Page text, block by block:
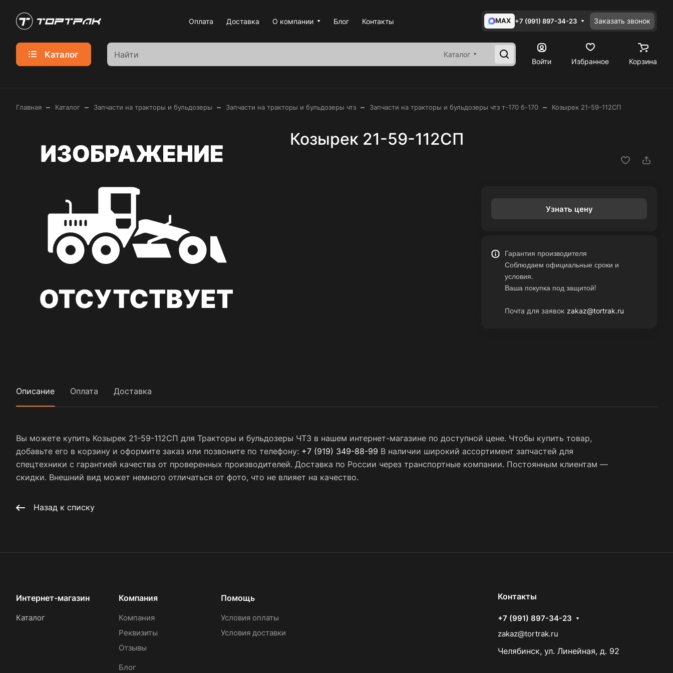
Оплата Доставка О компании Блог Контакты MAX +7 (991) 897-34-23 Заказать звонок
Каталог
Каталог
Войти
Избранное Корзина
Главная – Каталог – Запчасти на тракторы и бульдозеры – Запчасти на тракторы и бульдозеры чтз – Запчасти на тракторы и бульдозеры чтз т-170 б-170 – Козырек 21-59-112СП
Козырек 21-59-112СП
Узнать цену
Гарантия производителя
Соблюдаем официальные сроки и
условия.
Ваша покупка под защитой!
Почта для заявок zakaz@tortrak.ru
Описание Оплата Доставка
Вы можете купить Козырек 21-59-112СП для Тракторы и бульдозеры ЧТЗ в нашем интернет-магазине по доступной цене. Чтобы купить товар,
добавьте его в корзину и оформите заказ или позвоните по телефону: +7 (919) 349-88-99 В наличии широкий ассортимент запчастей для
спецтехники с гарантией качества от проверенных производителей. Доставка по России через транспортные компании. Постоянным клиентам —
скидки. Внешний вид может немного отличаться от фото, что не влияет на качество.
Назад к списку
Интернет-магазин
Каталог
Компания
Компания
Реквизиты
Отзывы
Блог
Помощь
Условия оплаты
Условия доставки
Контакты
+7 (991) 897-34-23
zakaz@tortrak.ru
Челябинск, ул. Линейная, д. 92